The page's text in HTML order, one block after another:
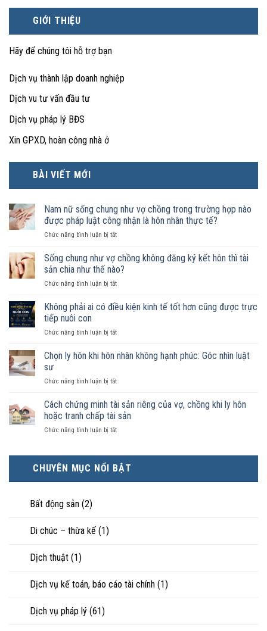
GIỚI THIỆU
Hãy để chúng tôi hỗ trợ bạn
Dịch vụ thành lập doanh nghiệp
Dịch vu tư vấn đầu tư
Dịch vụ pháp lý BĐS
Xin GPXD, hoàn công nhà ở
BÀI VIẾT MỚI
Nam nữ sống chung như vợ chồng trong trường hợp nào
được pháp luật công nhận là hôn nhân thực tế?
Chức năng bình luận bị tắtở
nữ
sống
chung
như
chồng
hợp
được
công
là
hôn
Sống chung như vợ chồng không đăng ký kết hôn thì tài
sản chia như thế nào?
Chức năng bình luận bị tắtở
chung
chồng
đăng
hôn
tài
sản
như
nào?
Không phải ai có điều kiện kinh tế tốt hơn cũng được trực
tiếp nuôi con
Chức năng bình luận bị tắtở
phải
điều
kinh
tế
hơn
trực
tiếp
nuôi
Chọn ly hôn khi hôn nhân không hạnh phúc: Góc nhìn luật
sư
Chức năng bình luận bị tắtở
ly
hôn
khi
hôn
hạnh
phúc:
Góc
Cách chứng minh tài sản riêng của vợ, chồng khi ly hôn
hoặc tranh chấp tài sản
Chức năng bình luận bị tắtở
tài
sản
chấp
CHUYÊN MỤC NỔI BẬT
Bất động sản (2)
Di chúc – thừa kế (1)
Dịch thuật (1)
Dịch vụ kế toán, báo cáo tài chính (1)
Dịch vụ pháp lý (61)